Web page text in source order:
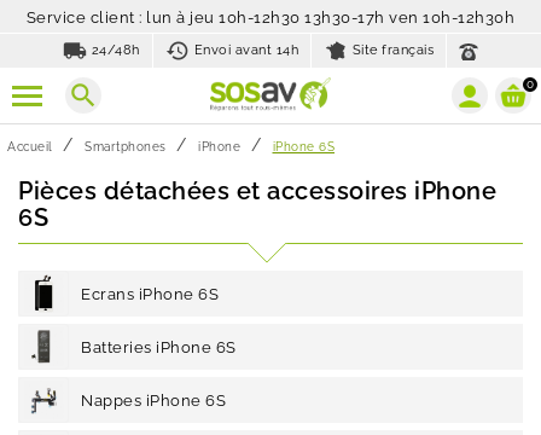
Service client : lun à jeu 10h-12h30 13h30-17h ven 10h-12h30h
local_shipping 24/48h history_toggle_off
Envoi avant 14h Site français
search 0
Accueil Smartphones iPhone iPhone 6S
Pièces détachées et accessoires iPhone
6S
Ecrans iPhone 6S
Batteries iPhone 6S
Nappes iPhone 6S